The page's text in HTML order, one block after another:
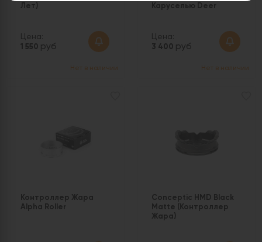
Лет)
Цена:
1 550 руб
Нет в наличии
Каруселью Deer
Цена:
3 400 руб
Нет в наличии
Контроллер Жара
Alpha Roller
Conceptic HMD Black
Matte (Контроллер
Жара)